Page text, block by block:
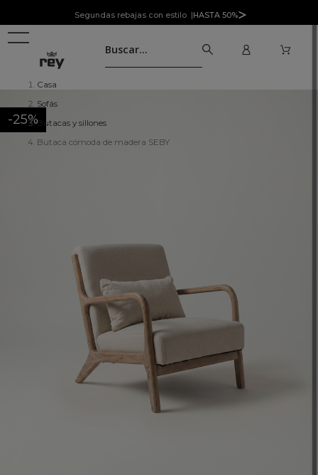
Segundas rebajas con estilo |HASTA 50%
Casa
Sofás
Butacas y sillones
Butaca cómoda de madera SEBY
-25%